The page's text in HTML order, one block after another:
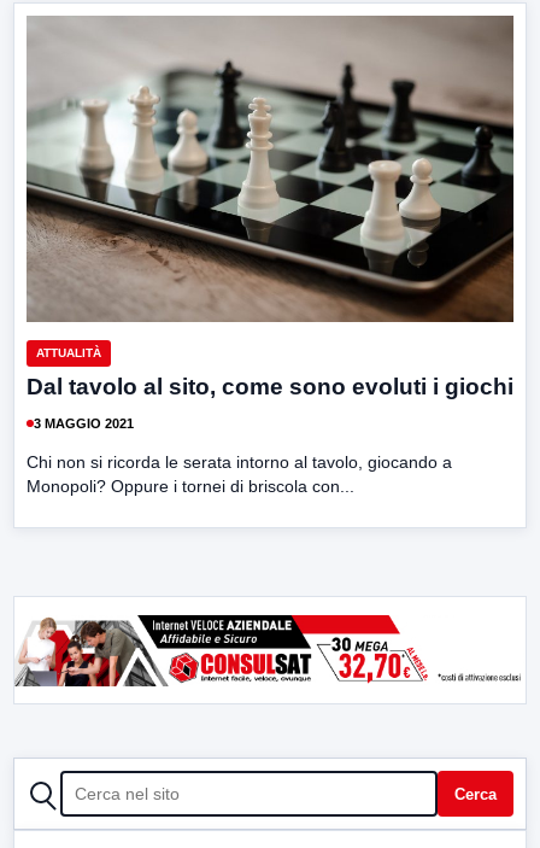
ATTUALITÀ
Dal tavolo al sito, come sono evoluti i giochi
3 MAGGIO 2021
Chi non si ricorda le serata intorno al tavolo, giocando a
Monopoli? Oppure i tornei di briscola con...
CERCA Cerca